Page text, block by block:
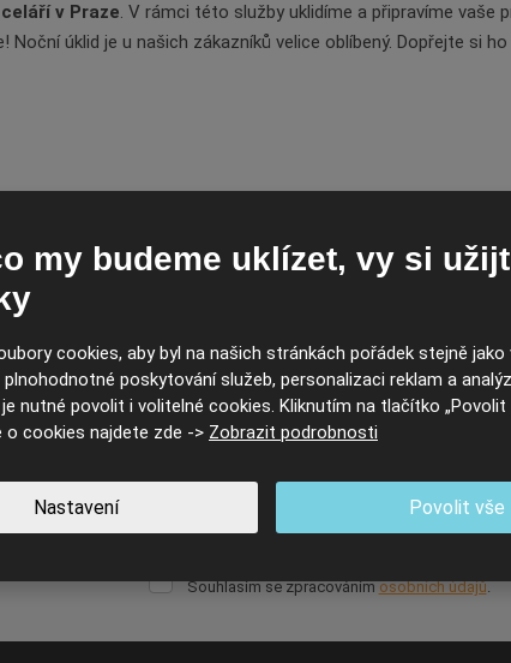
v Praze. V rámci této služby uklidíme a připravíme vaše
úklid je u našich zákazníků velice oblíbený. Dopřejte si
Volejte 605 885 842 nebo nám napište prostřednictvím
váš e-mail
Souhlasím
osobních
Souhlasím se zpracovánímosobních údajů.
my budeme uklízet, vy si
cookies, aby byl na našich stránkách pořádek stejně jako
plnohodnotné poskytování služeb, personalizaci reklam a
nutné povolit i volitelné cookies. Kliknutím na tlačítko „Povolit
o cookies najdete zde -> Zobrazit podrobnosti
Nastavení Povolit vše